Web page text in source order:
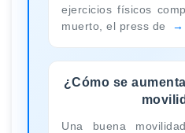
ejercicios físicos
muerto, el press de
¿Cómo se
Una buena